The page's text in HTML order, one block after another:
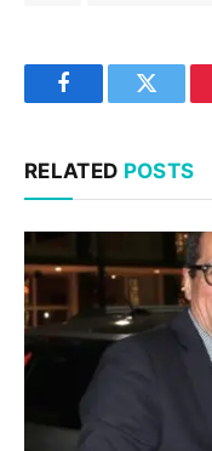
FacebookTwitter
RELATED POSTS